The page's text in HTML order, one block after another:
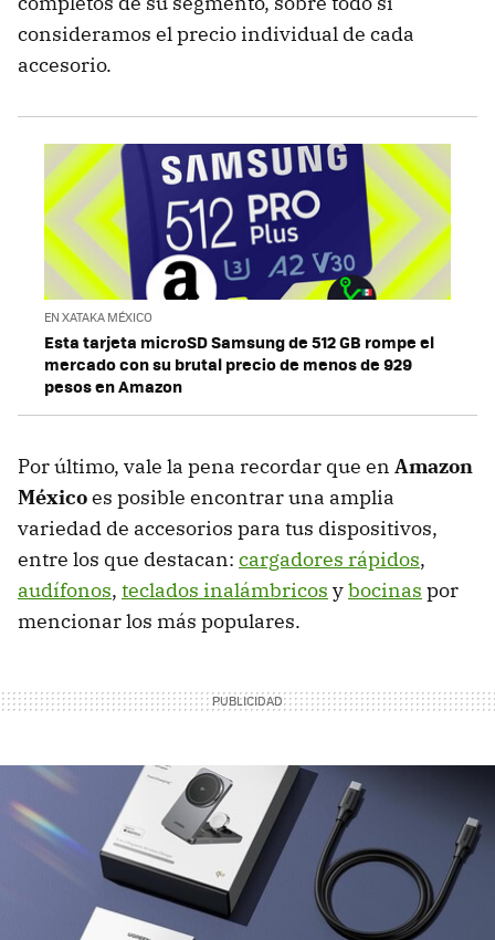
consideramos el precio individual de cada
accesorio.
EN XATAKA MÉXICO
Esta tarjeta microSD Samsung de 512 GB rompe el
mercado con su brutal precio de menos de 929
pesos en Amazon
Por último, vale la pena recordar que en Amazon
Méxicoes posible encontrar una amplia
variedad de accesorios para tus dispositivos,
entre los que destacan: cargadores rápidos,
audífonos, teclados inalámbricos ybocinas por
mencionar los más populares.